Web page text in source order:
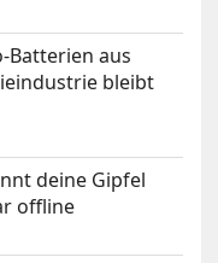
Batterien aus
bleibt
deine Gipfel
offline